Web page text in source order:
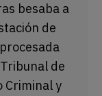
besaba a
de
de
Criminal y